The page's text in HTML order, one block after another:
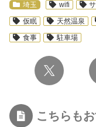
埼玉 wifi
仮眠
天然温泉
食事
駐車場
こちらも